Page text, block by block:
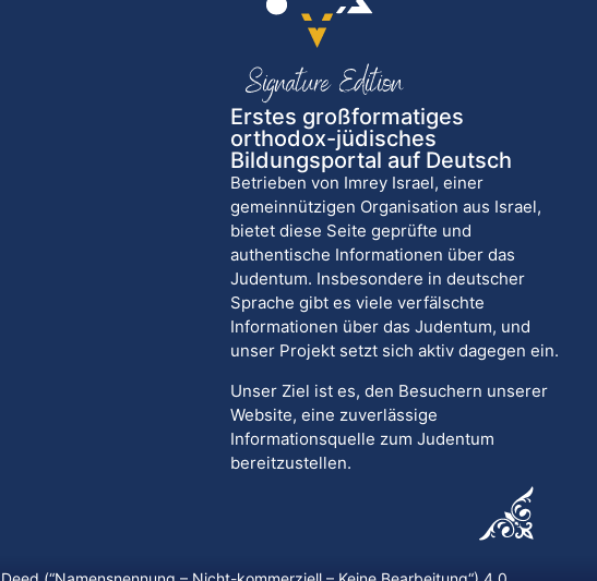
Erstes großformatiges
orthodox-jüdisches
Bildungsportal auf Deutsch
Betrieben von Imrey Israel, einer
gemeinnützigen Organisation aus Israel,
bietet diese Seite geprüfte und
authentische Informationen über das
Judentum. Insbesondere in deutscher
Sprache gibt es viele verfälschte
Informationen über das Judentum, und
unser Projekt setzt sich aktiv dagegen ein.
Unser Ziel ist es, den Besuchern unserer
Website, eine zuverlässige
Informationsquelle zum Judentum
bereitzustellen.